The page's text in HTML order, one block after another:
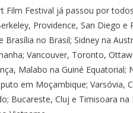
Film Festival já passou por
Providence, San Diego
Brasília no Brasil; Sidney na
Vancouver, Toronto,
Malabo na Guiné
em Moçambique; Varsóvia,
Bucareste, Cluj e Timisoara